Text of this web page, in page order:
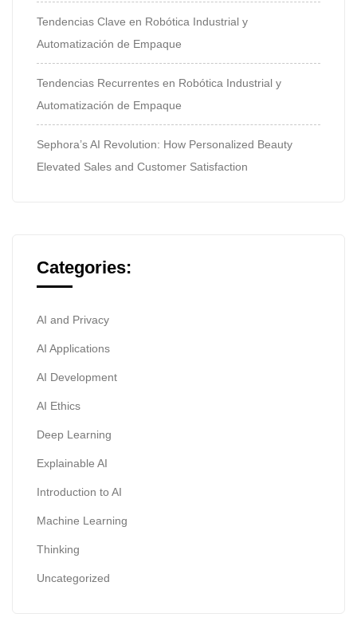
Tendencias Clave en Robótica Industrial y
Automatización de Empaque
Tendencias Recurrentes en Robótica Industrial y
Automatización de Empaque
Sephora’s AI Revolution: How Personalized Beauty
Elevated Sales and Customer Satisfaction
Categories:
AI and Privacy
AI Applications
AI Development
AI Ethics
Deep Learning
Explainable AI
Introduction to AI
Machine Learning
Thinking
Uncategorized